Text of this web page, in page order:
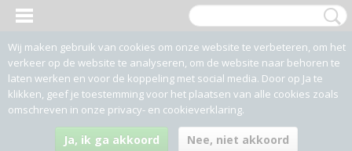
Wij maken gebruik van cookies om onze website te verbeteren, om het
verkeer op de website te analyseren, om de website naar behoren te
laten werken en voor de koppeling met social media. Door op Ja te
klikken, geef je toestemming voor het plaatsen van alle cookies zoals
omschreven in onze privacy- en cookieverklaring.
Ja, ik ga akkoord Nee, niet akkoord